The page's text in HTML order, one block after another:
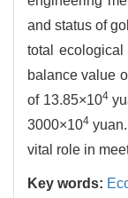
and status of
total
balance value
of 13.85×104
3000×104
vital role in
Key words: